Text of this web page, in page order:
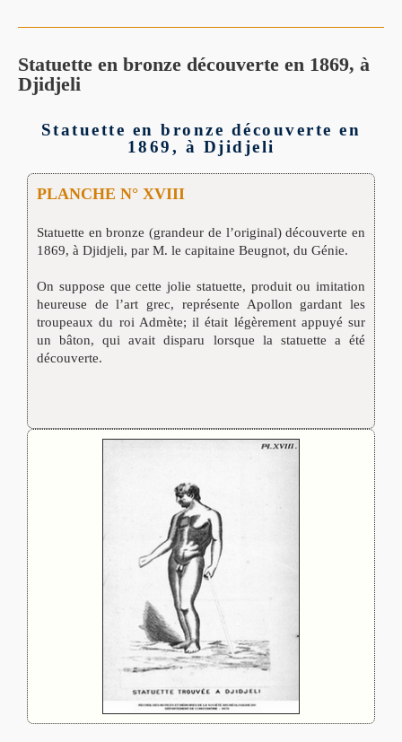
Statuette en bronze découverte en 1869, à
Djidjeli
Statuette en bronze découverte en
1869, à Djidjeli
PLANCHE N° XVIII
Statuette en bronze (grandeur de l’original) découverte en
1869, à Djidjeli, par M. le capitaine Beugnot, du Génie.
On suppose que cette jolie statuette, produit ou imitation
heureuse de l’art grec, représente Apollon gardant les
troupeaux du roi Admète; il était légèrement appuyé sur
un bâton, qui avait disparu lorsque la statuette a été
découverte.